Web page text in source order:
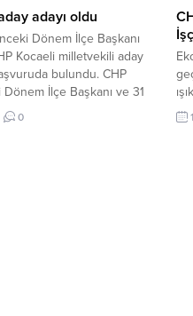
adayı oldu
Dönem İlçe Başkanı
Kocaeli milletvekili aday
bulundu. CHP
Dönem İlçe Başkanı ve 31
yerel seçimlerde
Başkan adayı olan
0